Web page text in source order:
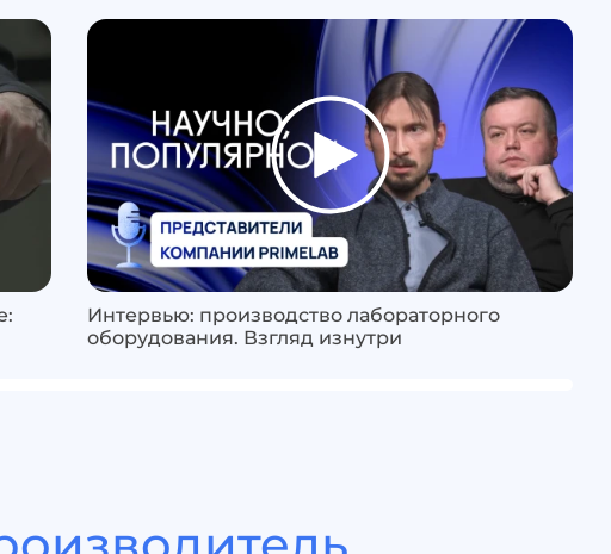
Интервью: производство лабораторного
оборудования. Взгляд изнутри